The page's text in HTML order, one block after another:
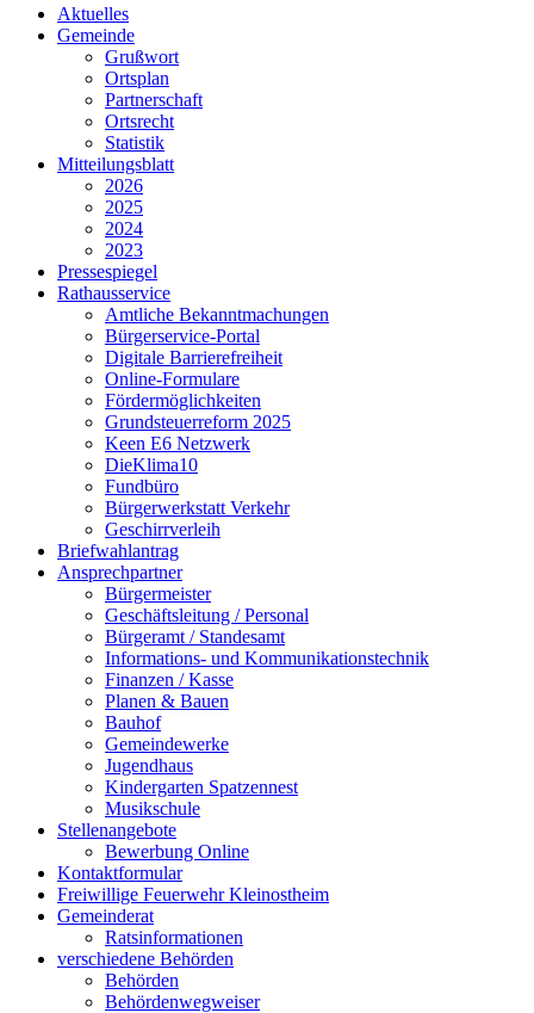
Aktuelles
Gemeinde
Grußwort
Ortsplan
Partnerschaft
Ortsrecht
Statistik
Mitteilungsblatt
2026
2025
2024
2023
Pressespiegel
Rathausservice
Amtliche Bekanntmachungen
Bürgerservice-Portal
Digitale Barrierefreiheit
Online-Formulare
Fördermöglichkeiten
Grundsteuerreform 2025
Keen E6 Netzwerk
DieKlima10
Fundbüro
Bürgerwerkstatt Verkehr
Geschirrverleih
Briefwahlantrag
Ansprechpartner
Bürgermeister
Geschäftsleitung / Personal
Bürgeramt / Standesamt
Informations- und Kommunikationstechnik
Finanzen / Kasse
Planen & Bauen
Bauhof
Gemeindewerke
Jugendhaus
Kindergarten Spatzennest
Musikschule
Stellenangebote
Bewerbung Online
Kontaktformular
Freiwillige Feuerwehr Kleinostheim
Gemeinderat
Ratsinformationen
verschiedene Behörden
Behörden
Behördenwegweiser